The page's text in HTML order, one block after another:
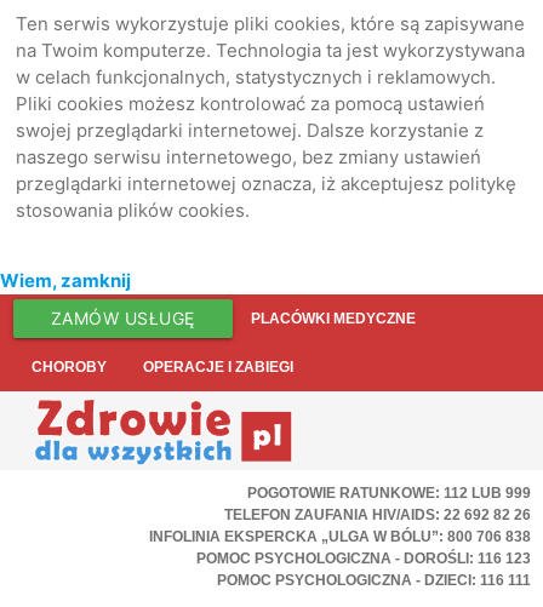
Ten serwis wykorzystuje pliki cookies, które są zapisywane
na Twoim komputerze. Technologia ta jest wykorzystywana
w celach funkcjonalnych, statystycznych i reklamowych.
Pliki cookies możesz kontrolować za pomocą ustawień
swojej przeglądarki internetowej. Dalsze korzystanie z
naszego serwisu internetowego, bez zmiany ustawień
przeglądarki internetowej oznacza, iż akceptujesz politykę
stosowania plików cookies.
Wiem, zamknij
ZAMÓW USŁUGĘ PLACÓWKI MEDYCZNE
CHOROBY OPERACJE I ZABIEGI
POGOTOWIE RATUNKOWE: 112 LUB 999
TELEFON ZAUFANIA HIV/AIDS: 22 692 82 26
INFOLINIA EKSPERCKA „ULGA W BÓLU”: 800 706 838
POMOC PSYCHOLOGICZNA - DOROŚLI: 116 123
POMOC PSYCHOLOGICZNA - DZIECI: 116 111